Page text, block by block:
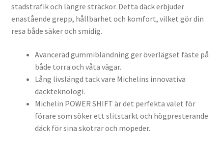
stadstrafik och längre sträckor. Detta däck erbjuder
enastående grepp, hållbarhet och komfort, vilket gör din
resa både säker och smidig.
Avancerad gummiblandning ger överlägset fäste på
både torra och våta vägar.
Lång livslängd tack vare Michelins innovativa
däckteknologi.
Michelin POWER SHIFT är det perfekta valet för
förare som söker ett slitstarkt och högpresterande
däck för sina skotrar och mopeder.